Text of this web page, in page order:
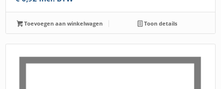
Toevoegen aan winkelwagen Toon details